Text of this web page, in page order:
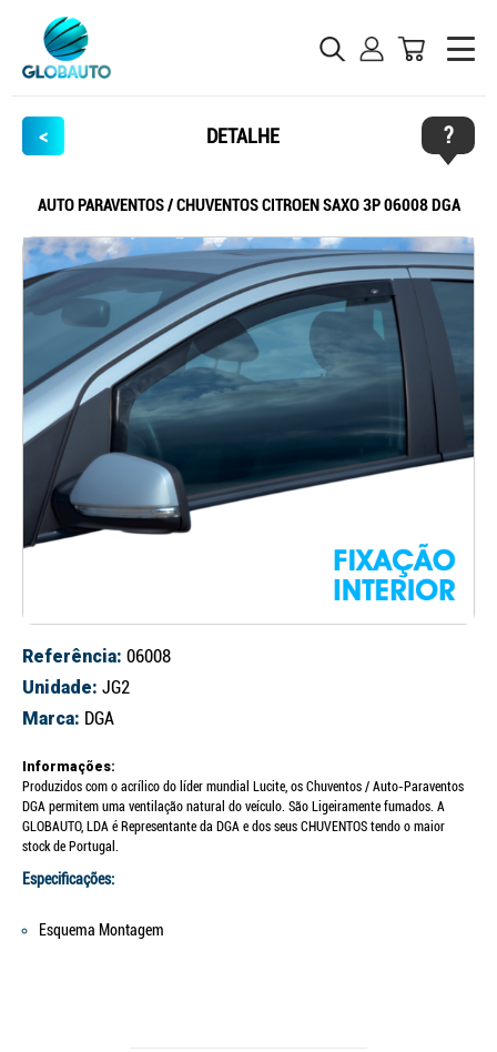
< DETALHE ?
AUTO PARAVENTOS / CHUVENTOS CITROEN SAXO 3P 06008 DGA
Referência: 06008
Unidade: JG2
Marca: DGA
Informações:
Produzidos com o acrílico do líder mundial Lucite, os Chuventos / Auto-Paraventos
DGA permitem uma ventilação natural do veículo. São Ligeiramente fumados. A
GLOBAUTO, LDA é Representante da DGA e dos seus CHUVENTOS tendo o maior
stock de Portugal.
Especificações:
Esquema Montagem